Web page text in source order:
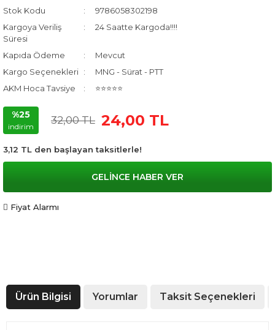
Stok Kodu
9786058302198
Kargoya Veriliş
Süresi
24 Saatte Kargoda!!!!
Kapıda Ödeme
Mevcut
Kargo Seçenekleri
MNG - Sürat - PTT
AKM Hoca Tavsiye
⭐⭐⭐⭐⭐
%25
indirim
32,00 TL 24,00 TL
3,12 TL den başlayan taksitlerle!
GELİNCE HABER VER
Fiyat Alarmı
Ürün Bilgisi Yorumlar Taksit Seçenekleri